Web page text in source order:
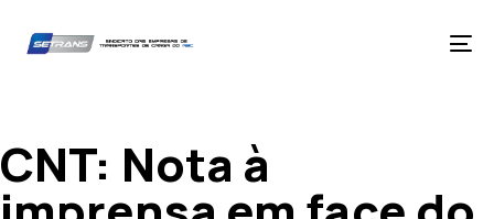
primary
CNT: Nota à